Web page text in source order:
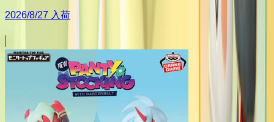
2026/8/27 入荷